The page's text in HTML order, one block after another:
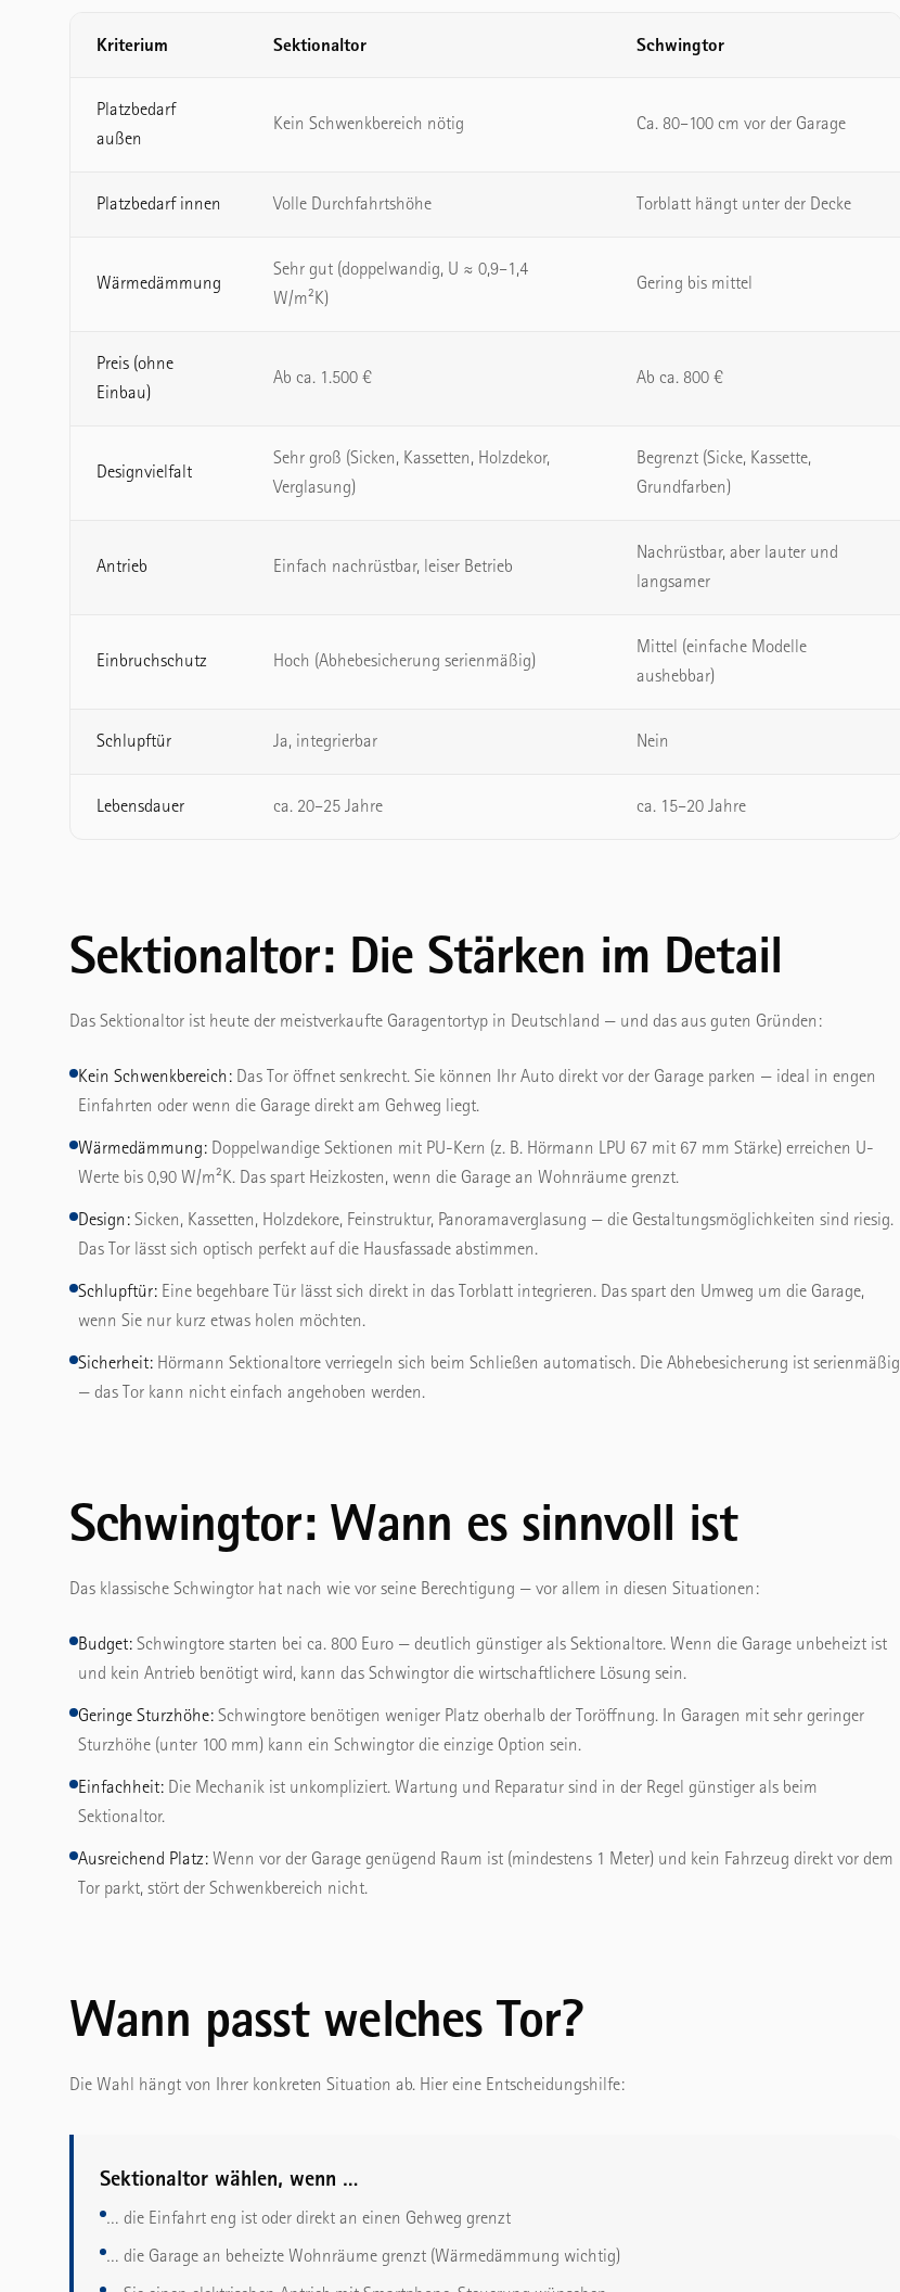
Kriterium Sektionaltor Schwingtor
Platzbedarf
außen
Kein Schwenkbereich nötig Ca. 80–100 cm vor der Garage
Platzbedarf innen Volle Durchfahrtshöhe Torblatt hängt unter der Decke
Wärmedämmung
Sehr gut (doppelwandig, U ≈ 0,9–1,4
W/m²K)
Gering bis mittel
Preis (ohne
Einbau)
Ab ca. 1.500 € Ab ca. 800 €
Designvielfalt
Sehr groß (Sicken, Kassetten, Holzdekor,
Verglasung)
Begrenzt (Sicke, Kassette,
Grundfarben)
Antrieb Einfach nachrüstbar, leiser Betrieb
Nachrüstbar, aber lauter und
langsamer
Einbruchschutz Hoch (Abhebesicherung serienmäßig)
Mittel (einfache Modelle
aushebbar)
Schlupftür Ja, integrierbar Nein
Lebensdauer ca. 20–25 Jahre ca. 15–20 Jahre
Sektionaltor: Die Stärken im Detail
Das Sektionaltor ist heute der meistverkaufte Garagentortyp in Deutschland — und das aus guten Gründen:
Kein Schwenkbereich: Das Tor öffnet senkrecht. Sie können Ihr Auto direkt vor der Garage parken — ideal in engen
Einfahrten oder wenn die Garage direkt am Gehweg liegt.
Wärmedämmung: Doppelwandige Sektionen mit PU-Kern (z. B. Hörmann LPU 67 mit 67 mm Stärke) erreichen U-
Werte bis 0,90 W/m²K. Das spart Heizkosten, wenn die Garage an Wohnräume grenzt.
Design: Sicken, Kassetten, Holzdekore, Feinstruktur, Panoramaverglasung — die Gestaltungsmöglichkeiten sind riesig.
Das Tor lässt sich optisch perfekt auf die Hausfassade abstimmen.
Schlupftür: Eine begehbare Tür lässt sich direkt in das Torblatt integrieren. Das spart den Umweg um die Garage,
wenn Sie nur kurz etwas holen möchten.
Sicherheit: Hörmann Sektionaltore verriegeln sich beim Schließen automatisch. Die Abhebesicherung ist serienmäßig
— das Tor kann nicht einfach angehoben werden.
Schwingtor: Wann es sinnvoll ist
Das klassische Schwingtor hat nach wie vor seine Berechtigung — vor allem in diesen Situationen:
Budget: Schwingtore starten bei ca. 800 Euro — deutlich günstiger als Sektionaltore. Wenn die Garage unbeheizt ist
und kein Antrieb benötigt wird, kann das Schwingtor die wirtschaftlichere Lösung sein.
Geringe Sturzhöhe: Schwingtore benötigen weniger Platz oberhalb der Toröffnung. In Garagen mit sehr geringer
Sturzhöhe (unter 100 mm) kann ein Schwingtor die einzige Option sein.
Einfachheit: Die Mechanik ist unkompliziert. Wartung und Reparatur sind in der Regel günstiger als beim
Sektionaltor.
Ausreichend Platz: Wenn vor der Garage genügend Raum ist (mindestens 1 Meter) und kein Fahrzeug direkt vor dem
Tor parkt, stört der Schwenkbereich nicht.
Wann passt welches Tor?
Die Wahl hängt von Ihrer konkreten Situation ab. Hier eine Entscheidungshilfe:
Sektionaltor wählen, wenn …
… die Einfahrt eng ist oder direkt an einen Gehweg grenzt
… die Garage an beheizte Wohnräume grenzt (Wärmedämmung wichtig)